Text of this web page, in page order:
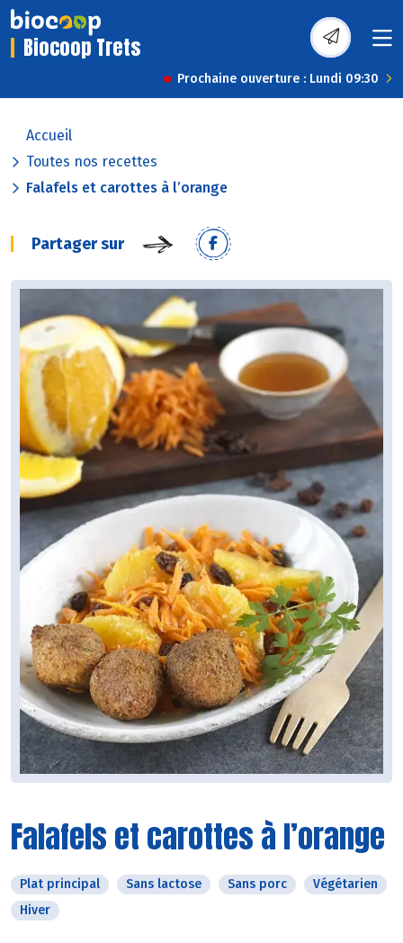
Biocoop Trets
Prochaine ouverture : Lundi 09:30
Accueil
Toutes nos recettes
Falafels et carottes à l’orange
Partager sur
Falafels et carottes à l’orange
Plat principal Sans lactose Sans porc
Végétarien
Hiver